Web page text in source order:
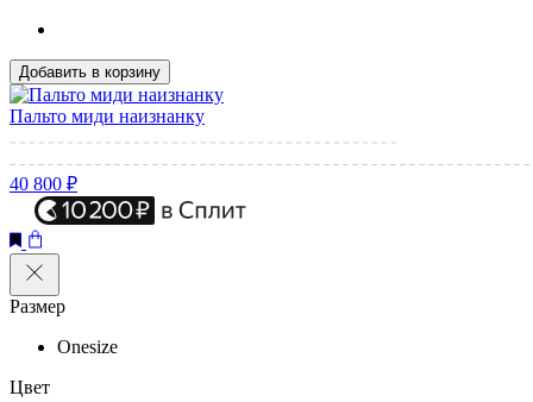
Добавить в корзину
Пальто миди наизнанку
40 800 ₽
Размер
Onesize
Цвет